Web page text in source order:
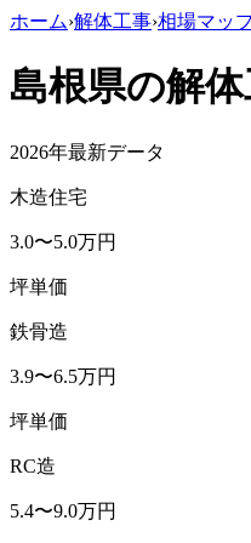
ホーム›解体工事›相場マッ
島根県の解
2026年最新データ
木造住宅
3.0〜5.0万円
坪単価
鉄骨造
3.9〜6.5万円
坪単価
RC造
5.4〜9.0万円